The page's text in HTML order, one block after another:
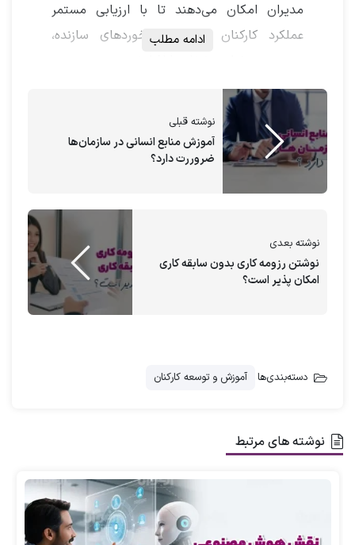
مدیران امکان می‌دهند تا با ارزیابی مستمر
عملکرد کارکنان و ارائه بازخوردهای سازنده،
در کنار آموزش سازمانی ایده آل داشته
درخواست مشاوره
می‌کنند تا با ایجاد محیط کاری مثبت و حمایت
آموزش منابع انسانی در سازمان‌ها به مدیران و
متخصصان منابع انسانی کمک می‌کنند تا بهترین
روش‌ها را برای توسعه و بهبود مهارت‌های کارکنان
انتخاب کنند.
اکادمی تخصصی مدیریت منابع
ادامه مطلب
نوشته قبلی
آموزش منابع انسانی در سازمان‌ها
ضروررت دارد؟
نوشته بعدی
نوشتن رزومه کاری بدون سابقه کاری
امکان پذیر است؟
دسته‌بندی‌ها آموزش و توسعه کارکنان
نوشته های مرتبط